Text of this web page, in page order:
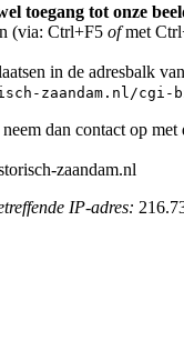
toegang tot onze
(via: Ctrl+F5 ofmet
in de adresbalk
zaandam.nl/cgi-
dan contact op met
zaandam.nl
IP-adres: